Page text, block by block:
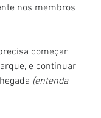
nos membros
começar
e continuar
(entenda